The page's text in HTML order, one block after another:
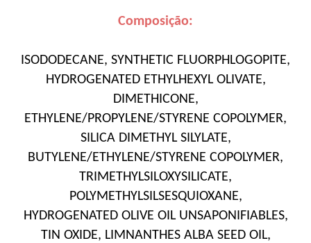
Composição:
ISODODECANE, SYNTHETIC FLUORPHLOGOPITE,
HYDROGENATED ETHYLHEXYL OLIVATE,
DIMETHICONE,
ETHYLENE/PROPYLENE/STYRENE COPOLYMER,
SILICA DIMETHYL SILYLATE,
BUTYLENE/ETHYLENE/STYRENE COPOLYMER,
TRIMETHYLSILOXYSILICATE,
POLYMETHYLSILSESQUIOXANE,
HYDROGENATED OLIVE OIL UNSAPONIFIABLES,
TIN OXIDE, LIMNANTHES ALBA SEED OIL,